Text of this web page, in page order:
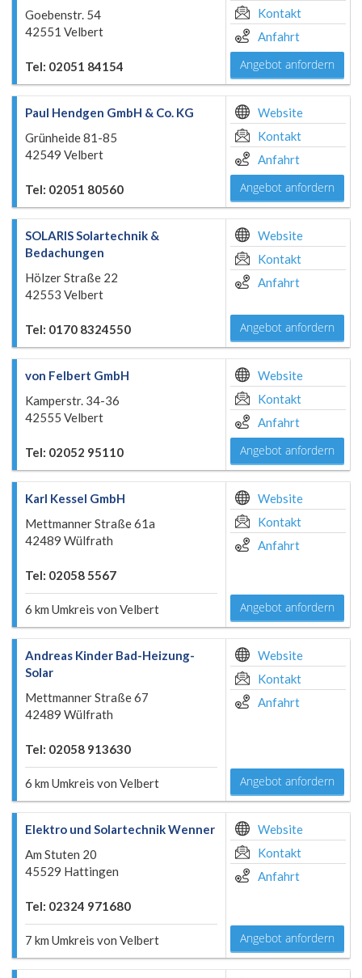
Goebenstr. 54
42551 Velbert
Tel: 02051 84154
Kontakt
Anfahrt
Angebot anfordern
Paul Hendgen GmbH & Co. KG
Grünheide 81-85
42549 Velbert
Tel: 02051 80560
Website
Kontakt
Anfahrt
Angebot anfordern
SOLARIS Solartechnik &
Bedachungen
Hölzer Straße 22
42553 Velbert
Tel: 0170 8324550
Website
Kontakt
Anfahrt
Angebot anfordern
von Felbert GmbH
Kamperstr. 34-36
42555 Velbert
Tel: 02052 95110
Website
Kontakt
Anfahrt
Angebot anfordern
Karl Kessel GmbH
Mettmanner Straße 61a
42489 Wülfrath
Tel: 02058 5567
6 km Umkreis von Velbert
Website
Kontakt
Anfahrt
Angebot anfordern
Andreas Kinder Bad-Heizung-
Solar
Mettmanner Straße 67
42489 Wülfrath
Tel: 02058 913630
6 km Umkreis von Velbert
Website
Kontakt
Anfahrt
Angebot anfordern
Elektro und Solartechnik Wenner
Am Stuten 20
45529 Hattingen
Tel: 02324 971680
7 km Umkreis von Velbert
Website
Kontakt
Anfahrt
Angebot anfordern